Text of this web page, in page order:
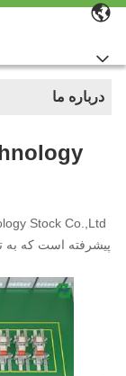
درباره ما
پیشرفته است که به